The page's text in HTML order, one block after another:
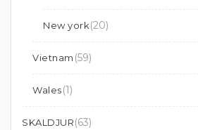
New york(20)
Vietnam (59)
Wales(1)
SKALDJUR(63)